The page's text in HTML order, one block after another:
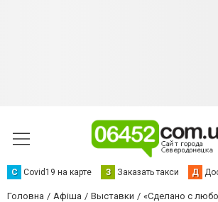
С Сovid19 на карте З Заказать такси Д
Головна Афіша Выставки «Сделано с